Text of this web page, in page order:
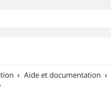
Aide et documentation